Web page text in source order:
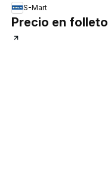
S-Mart
Precio en folleto